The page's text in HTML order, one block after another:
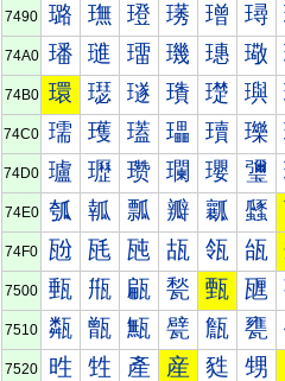
7490 璐 璑 璒 璓 璔 璕
74A0 璠 璡 璢 璣 璤 璥
74B0 環 璱 璲 璳 璴 璵
74C0 瓀 瓁 瓂 瓃 瓄 瓅
74D0 瓐 瓑 瓒 瓓 瓔 瓕
74E0 瓠 瓡 瓢 瓣 瓤 瓥
74F0 瓰 瓱 瓲 瓳 瓴 瓵
7500 甀 甁 甂 甃 甄 甅
7510 甐 甑 甒 甓 甔 甕
7520 甠 甡 產 産 甤 甥